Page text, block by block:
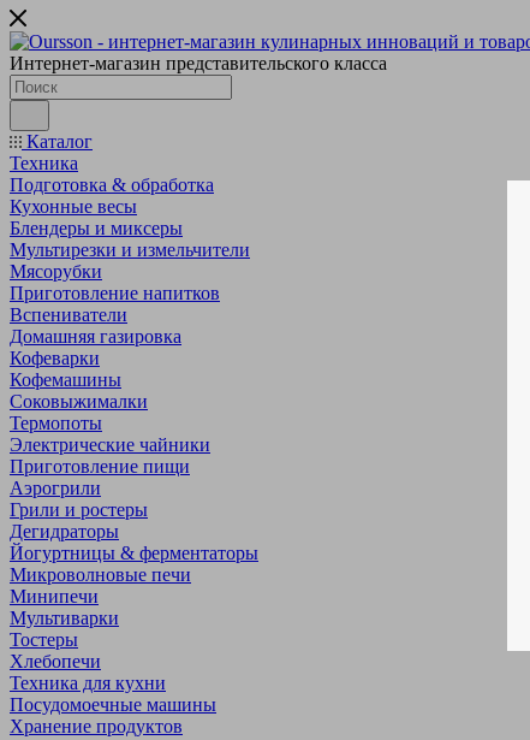
Интернет-магазин представительского класса
Каталог
Техника
Подготовка & обработка
Кухонные весы
Блендеры и миксеры
Мультирезки и измельчители
Мясорубки
Приготовление напитков
Вспениватели
Домашняя газировка
Кофеварки
Кофемашины
Соковыжималки
Термопоты
Электрические чайники
Приготовление пищи
Аэрогрили
Грили и ростеры
Дегидраторы
Йогуртницы & ферментаторы
Микроволновые печи
Минипечи
Мультиварки
Тостеры
Хлебопечи
Техника для кухни
Посудомоечные машины
Хранение продуктов